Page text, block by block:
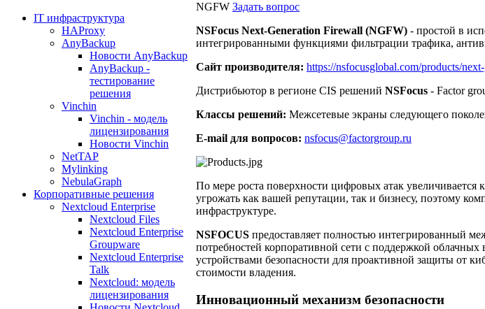
IT инфраструктура
HAProxy
AnyBackup
Новости AnyBackup
AnyBackup -
тестирование
решения
Vinchin
Vinchin - модель
лицензирования
Новости Vinchin
NetTAP
Mylinking
NebulaGraph
Корпоративные решения
Nextcloud Enterprise
Nextcloud Files
Nextcloud Enterprise
Groupware
Nextcloud Enterprise
Talk
Nextcloud: модель
лицензирования
NGFW Задать вопрос
NSFocus Next-Generation Firewall (NGFW) - простой в
интегрированными функциями фильтрации трафика,
Сайт производителя: https://nsfocusglobal.com/products/
Дистрибьютор в регионе CIS решений NSFocus - Factor
Классы решений: Межсетевые экраны следующего
E-mail для вопросов: nsfocus@factorgroup.ru
По мере роста поверхности цифровых атак увеличивается
угрожать как вашей репутации, так и бизнесу, поэтому
инфраструктуре.
NSFOCUS предоставляет полностью интегрированный
потребностей корпоративной сети с поддержкой
устройствами безопасности для проактивной защиты от
стоимости владения.
Инновационный механизм безопасности